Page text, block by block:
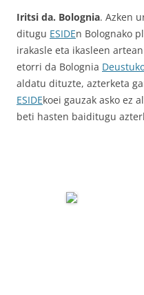
Iritsi da. Bolognia. Azken
ditugu ESIDEn Bolognako
irakasle eta ikasleen
etorri da Bolognia
aldatu dituzte, azterketa
ESIDEkoei gauzak asko ez
beti hasten baiditugu